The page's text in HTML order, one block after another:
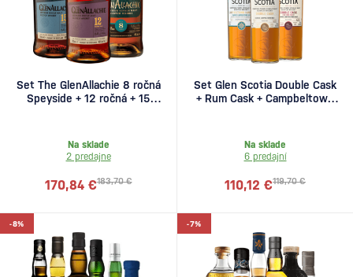
Set The GlenAllachie 8 ročná
Speyside + 12 ročná + 15
Na sklade
2 predajne
183,70 €
170,84 €
Set Glen Scotia Double Cask
+ Rum Cask + Campbeltown
Na sklade
6 predajní
119,70 €
110,12 €
-8% -7%